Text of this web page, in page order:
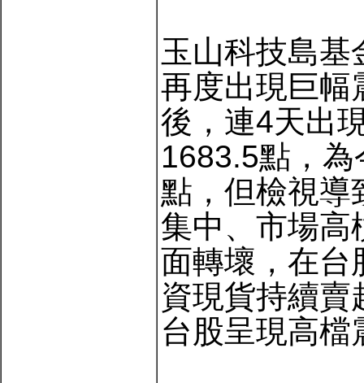
玉山科技島基
再度出現巨幅
後，連4天出
1683.5點，
點，但檢視導
集中、市場高
面轉壞，在台
資現貨持續賣
台股呈現高檔